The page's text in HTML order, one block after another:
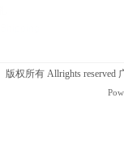
版权所有 Allrights